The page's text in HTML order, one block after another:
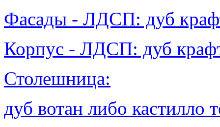
Фасады - ЛДСП: дуб
Корпус - ЛДСП: дуб
Столешница:
дуб вотан либо кастилло